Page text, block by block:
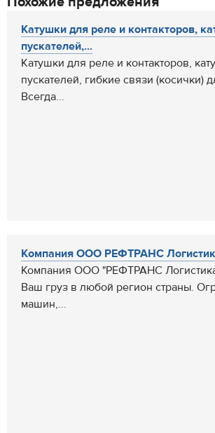
Катушки для реле и контакторов,
пускателей,...
Катушки для реле и контакторов,
пускателей, гибкие связи (косички)
Всегда...
Компания ООО РЕФТРАНС
Компания ООО "РЕФТРАНС
Ваш груз в любой регион страны.
машин,...